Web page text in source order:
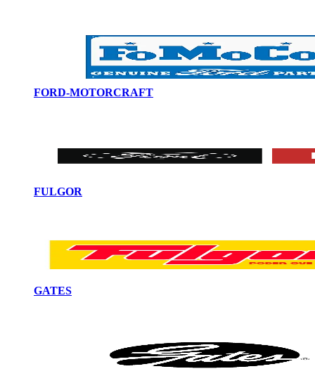
FORD-MOTORCRAFT
FULGOR
GATES